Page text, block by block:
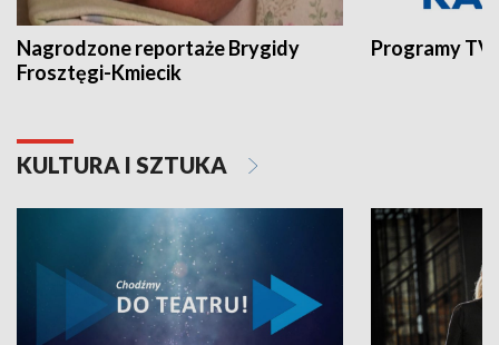
Nagrodzone reportaże Brygidy
Frosztęgi-Kmiecik
Programy
KULTURA I SZTUKA